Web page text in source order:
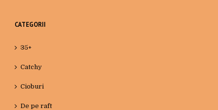
CATEGORII
35+
Catchy
Cioburi
De pe raft